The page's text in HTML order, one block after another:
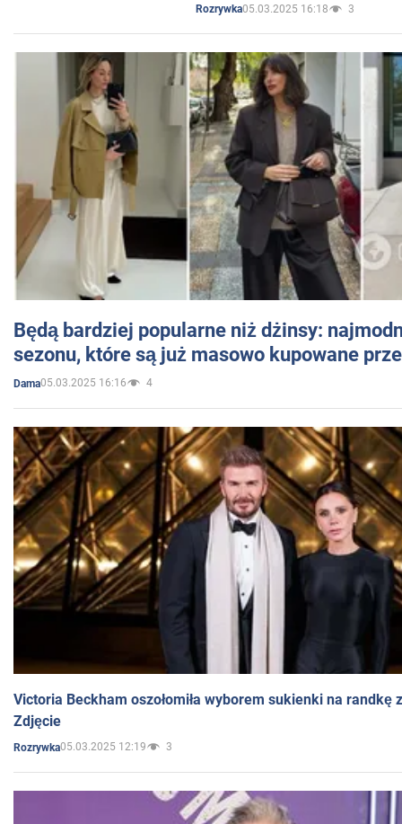
Rozrywka05.03.2025 16:18 3
Będą bardziej popularne niż dżinsy:
sezonu, które są już masowo kupowane
Dama05.03.2025 16:16 4
Victoria Beckham oszołomiła wyborem sukienki na randkę
Zdjęcie
Rozrywka05.03.2025 12:19 3